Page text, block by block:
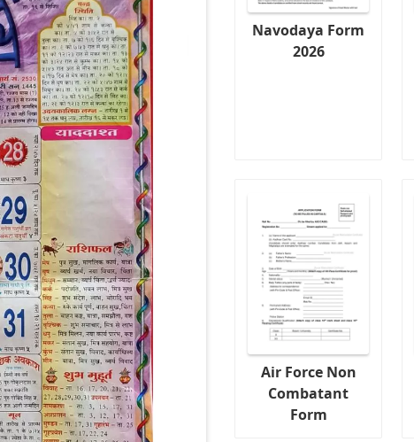
Navodaya Form
2026
Air Force Non
Combatant
Form